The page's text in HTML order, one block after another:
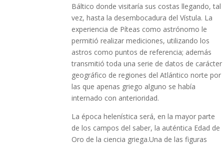
Báltico donde visitaría sus costas llegando, tal
vez, hasta la desembocadura del Vístula. La
experiencia de Píteas como astrónomo le
permitió realizar mediciones, utilizando los
astros como puntos de referencia; además
transmitió toda una serie de datos de carácter
geográfico de regiones del Atlántico norte por
las que apenas griego alguno se había
internado con anterioridad.
La época helenística será, en la mayor parte
de los campos del saber, la auténtica Edad de
Oro de la ciencia griega.Una de las figuras